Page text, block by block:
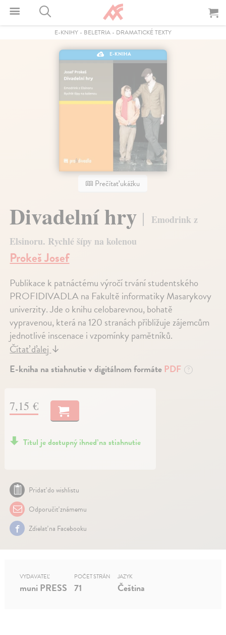
E-KNIHY - BELETRIA - DRAMATICKÉ TEXTY
E-KNIHA
Prečítať ukážku
Divadelní hry
Emodrink z
Elsinoru. Rychlé šípy na kolenou
Prokeš Josef
Publikace k patnáctému výročí trvání studentského
PROFIDIVADLA na Fakultě informatiky Masarykovy
univerzity. Jde o knihu celobarevnou, bohatě
vypravenou, která na 120 stranách přibližuje zájemcům
jednotlivé inscenace i vzpomínky pamětníků.
Čítať ďalej ↓
E-kniha na stiahnutie v digitálnom formáte PDF ?
7,15 €
Titul je dostupný ihneď na stiahnutie
Pridať do wishlistu
Odporučiť známemu
Zdielať na Facebooku
VYDAVATEĽ
muni PRESS
POČET STRÁN
71
JAZYK
Čeština